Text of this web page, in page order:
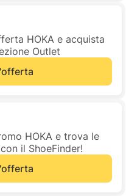
HOKA e acquista
Outlet
HOKA e trova le
il ShoeFinder!